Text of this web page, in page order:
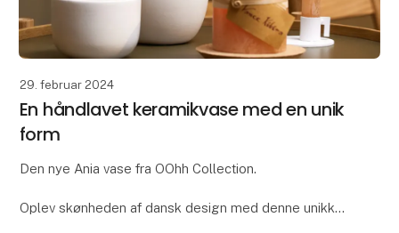
29. februar 2024
En håndlavet keramikvase med en unik
form
Den nye Ania vase fra OOhh Collection.
Oplev skønheden af dansk design med denne unikke